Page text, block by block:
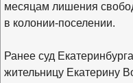
месяцам лишения
в колонии-поселении.
Ранее суд Екатеринбурга
жительницу Екатерину